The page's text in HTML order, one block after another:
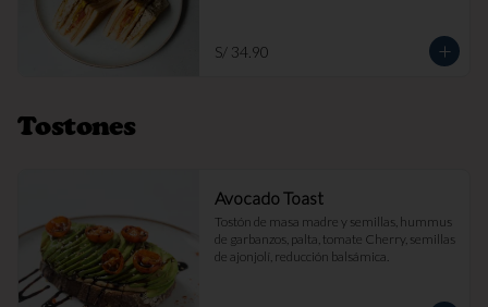
S/ 34.90
Tostones
Avocado Toast
Tostón de masa madre y semillas, hummus
de garbanzos, palta, tomate Cherry, semillas
de ajonjolí, reducción balsámica.